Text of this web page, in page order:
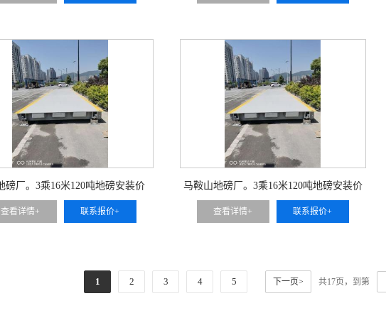
磅厂。3乘16米120吨地磅安装价
查看详情+ 联系报价+
马鞍山地磅厂。3乘16米120吨地磅安装价
查看详情+ 联系报价+
1 2 3 4 5 下一页> 共17页，到第